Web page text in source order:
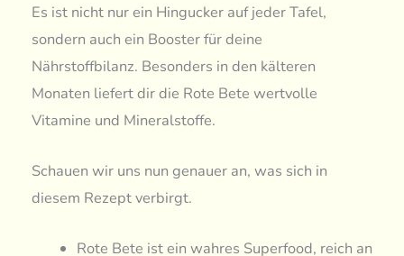
Es ist nicht nur ein Hingucker auf jeder Tafel,
sondern auch ein Booster für deine
Nährstoffbilanz. Besonders in den kälteren
Monaten liefert dir die Rote Bete wertvolle
Vitamine und Mineralstoffe.
Schauen wir uns nun genauer an, was sich in
diesem Rezept verbirgt.
Rote Bete ist ein wahres Superfood, reich an